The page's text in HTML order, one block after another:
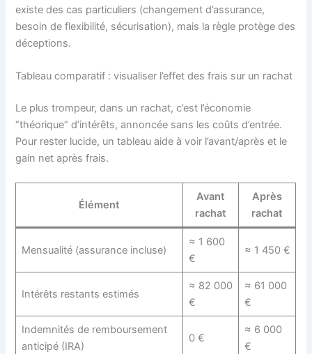
existe des cas particuliers (changement d’assurance,
besoin de flexibilité, sécurisation), mais la règle protège des
déceptions.
Tableau comparatif : visualiser l’effet des frais sur un rachat
Le plus trompeur, dans un rachat, c’est l’économie
“théorique” d’intérêts, annoncée sans les coûts d’entrée.
Pour rester lucide, un tableau aide à voir l’avant/après et le
gain net après frais.
Élément
Avant
rachat
Après
rachat
Mensualité (assurance incluse)
≈ 1 600
€
≈ 1 450 €
Intérêts restants estimés
≈ 82 000
€
≈ 61 000
€
Indemnités de remboursement
anticipé (IRA)
0 €
≈ 6 000
€